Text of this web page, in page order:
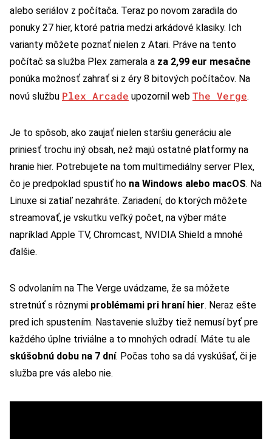
alebo seriálov z počítača. Teraz po novom zaradila do
ponuky 27 hier, ktoré patria medzi arkádové klasiky. Ich
varianty môžete poznať nielen z Atari. Práve na tento
počítač sa služba Plex zamerala a za 2,99 eur mesačne
ponúka možnosť zahrať si z éry 8 bitových počítačov. Na
novú službu Plex Arcade upozornil web The Verge.
Je to spôsob, ako zaujať nielen staršiu generáciu ale
priniesť trochu iný obsah, než majú ostatné platformy na
hranie hier. Potrebujete na tom multimediálny server Plex,
čo je predpoklad spustiť ho na Windows alebo macOS. Na
Linuxe si zatiaľ nezahráte. Zariadení, do ktorých môžete
streamovať, je vskutku veľký počet, na výber máte
napríklad Apple TV, Chromcast, NVIDIA Shield a mnohé
ďalšie.
S odvolaním na The Verge uvádzame, že sa môžete
stretnúť s rôznymi problémami pri hraní hier. Neraz ešte
pred ich spustením. Nastavenie služby tiež nemusí byť pre
každého úplne triviálne a to mnohých odradí. Máte tu ale
skúšobnú dobu na 7 dní. Počas toho sa dá vyskúšať, či je
služba pre vás alebo nie.